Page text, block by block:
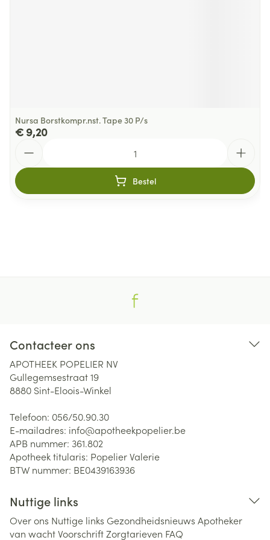
Nursa Borstkompr.nst. Tape 30 P/s
€ 9,20
Bestel
Contacteer ons
APOTHEEK POPELIER NV
Gullegemsestraat 19
8880 Sint-Eloois-Winkel
Telefoon: 056/50.90.30
E-mailadres: info@apotheekpopelier.be
APB nummer: 361.802
Apotheek titularis: Popelier Valerie
BTW nummer: BE0439163936
Nuttige links
Over ons Nuttige links Gezondheidsnieuws Apotheker
van wachtVoorschriftZorgtarieven FAQ